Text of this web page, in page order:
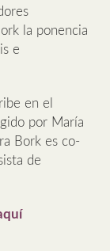
la ponencia
e
en el
por María
Bork es co-
de